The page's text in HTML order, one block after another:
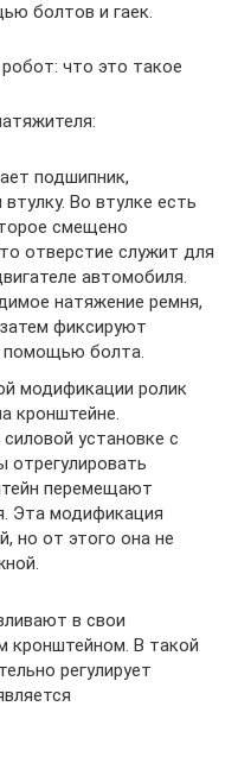
болтов и гаек.
что это такое
подшипник,
Во втулке есть
смещено
отверстие служит для
автомобиля.
натяжение ремня,
фиксируют
помощью болта.
модификации ролик
кронштейне.
установке с
перемещают
Эта модификация
но от этого она не
в свои
кронштейном. В такой
регулирует